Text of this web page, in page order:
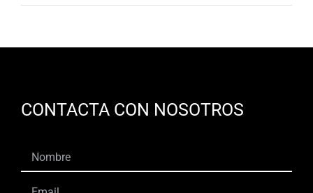
CONTACTA CON NOSOTROS